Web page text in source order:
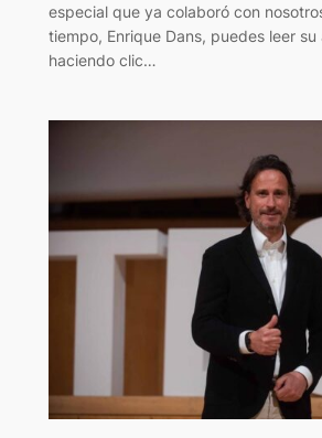
especial que ya colaboró con
tiempo, Enrique Dans, puedes leer su
haciendo clic…